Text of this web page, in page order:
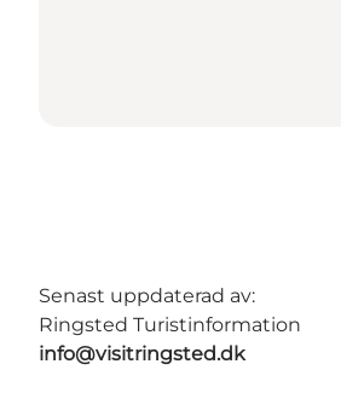
Senast uppdaterad av:
Ringsted Turistinformation
info@visitringsted.dk